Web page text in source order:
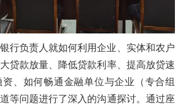
行负责人就如何利用企业、实体和农户
贷款放量、降低贷款利率、提高放贷速
、如何畅通金融单位与企业（专合组
等问题进行了深入的沟通探讨。通过座